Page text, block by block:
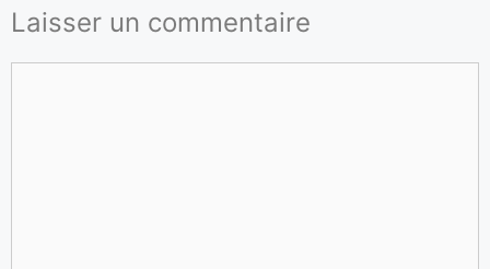
Laisser un commentaire